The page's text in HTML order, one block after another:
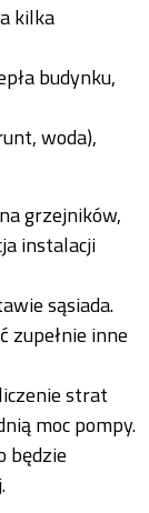
kilka
budynku,
woda),
grzejników,
instalacji
sąsiada.
zupełnie inne
strat
moc pompy.
będzie